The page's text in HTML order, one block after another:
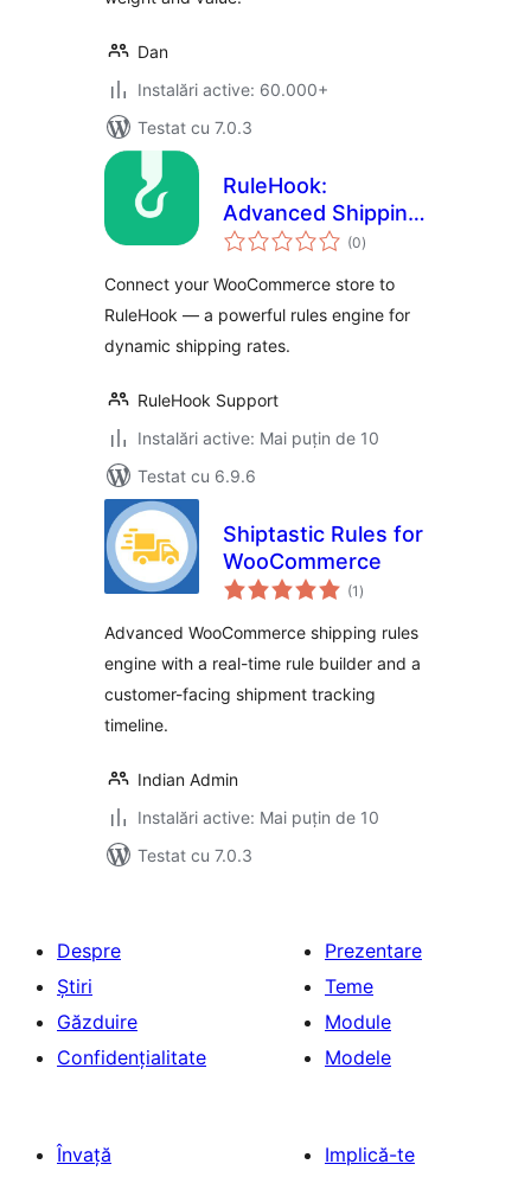
Dan
Instalări active: 60.000+
Testat cu 7.0.3
RuleHook:
Advanced Shipping
Rules for
(0total
aprecieri
)
Connect your WooCommerce store to
RuleHook — a powerful rules engine for
dynamic shipping rates.
RuleHook Support
Instalări active: Mai puțin de 10
Testat cu 6.9.6
Shiptastic Rules for
WooCommerce
(1 total
aprecieri
)
Advanced WooCommerce shipping rules
engine with a real-time rule builder and a
customer-facing shipment tracking
timeline.
Indian Admin
Instalări active: Mai puțin de 10
Testat cu 7.0.3
Despre
Știri
Găzduire
Confidențialitate
Prezentare
Teme
Module
Modele
Învață
Implică-te